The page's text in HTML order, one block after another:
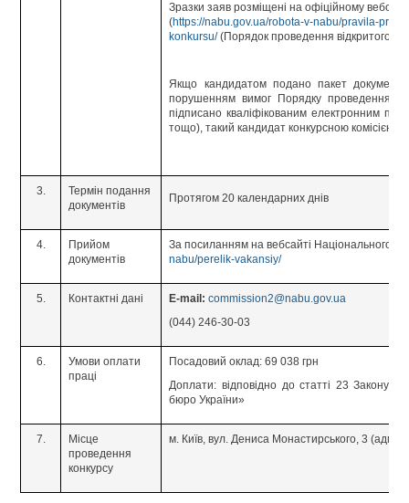
Зразки заяв розміщені на офіційному
(https://nabu.gov.ua/robota-v-nabu/pravila-
konkursu/(Порядок проведення відкритого
Якщо кандидатом подано пакет
порушенням вимог Порядку проведення
підписано кваліфікованим електронним
тощо), такий кандидат конкурсною комісією
3.
Термін подання
документів
Протягом 20 календарних днів
4.
Прийом
документів
За посиланням на вебсайті Національного
nabu/perelik-vakansiy/
5. Контактні дані E-mail: commission2@nabu.gov.ua
(044) 246-30-03
6.
Умови оплати
праці
Посадовий оклад: 69 038 грн
Доплати: відповідно до статті 23 Закону
бюро України»
7.
Місце
проведення
конкурсу
м. Київ, вул. Дениса Монастирського, 3